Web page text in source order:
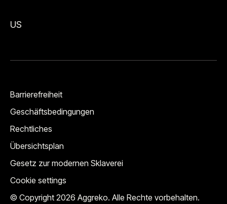
US
© Copyright 2026 Aggreko. Alle Rechte vorbehalten.
Barrierefreiheit
Geschäftsbedingungen
Rechtliches
Übersichtsplan
Gesetz zur modernen Sklaverei
Cookie settings